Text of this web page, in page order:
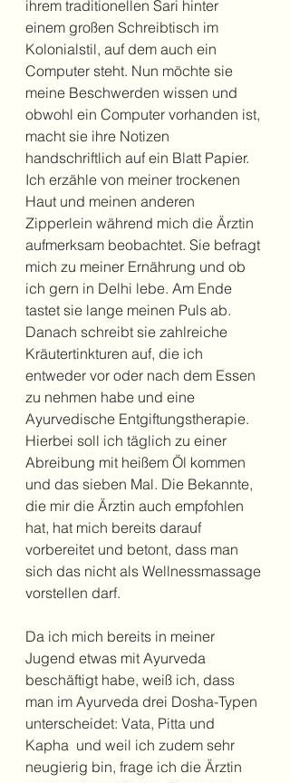
ihrem traditionellen Sari hinter
einem großen Schreibtisch im
Kolonialstil, auf dem auch ein
Computer steht. Nun möchte sie
meine Beschwerden wissen und
obwohl ein Computer vorhanden ist,
macht sie ihre Notizen
handschriftlich auf ein Blatt Papier.
Ich erzähle von meiner trockenen
Haut und meinen anderen
Zipperlein während mich die Ärztin
aufmerksam beobachtet. Sie befragt
mich zu meiner Ernährung und ob
ich gern in Delhi lebe. Am Ende
tastet sie lange meinen Puls ab.
Danach schreibt sie zahlreiche
Kräutertinkturen auf, die ich
entweder vor oder nach dem Essen
zu nehmen habe und eine
Ayurvedische Entgiftungstherapie.
Hierbei soll ich täglich zu einer
Abreibung mit heißem Öl kommen
und das sieben Mal. Die Bekannte,
die mir die Ärztin auch empfohlen
hat, hat mich bereits darauf
vorbereitet und betont, dass man
sich das nicht als Wellnessmassage
vorstellen darf.
Da ich mich bereits in meiner
Jugend etwas mit Ayurveda
beschäftigt habe, weiß ich, dass
man im Ayurveda drei Dosha-Typen
unterscheidet: Vata, Pitta und
Kapha  und weil ich zudem sehr
neugierig bin, frage ich die Ärztin